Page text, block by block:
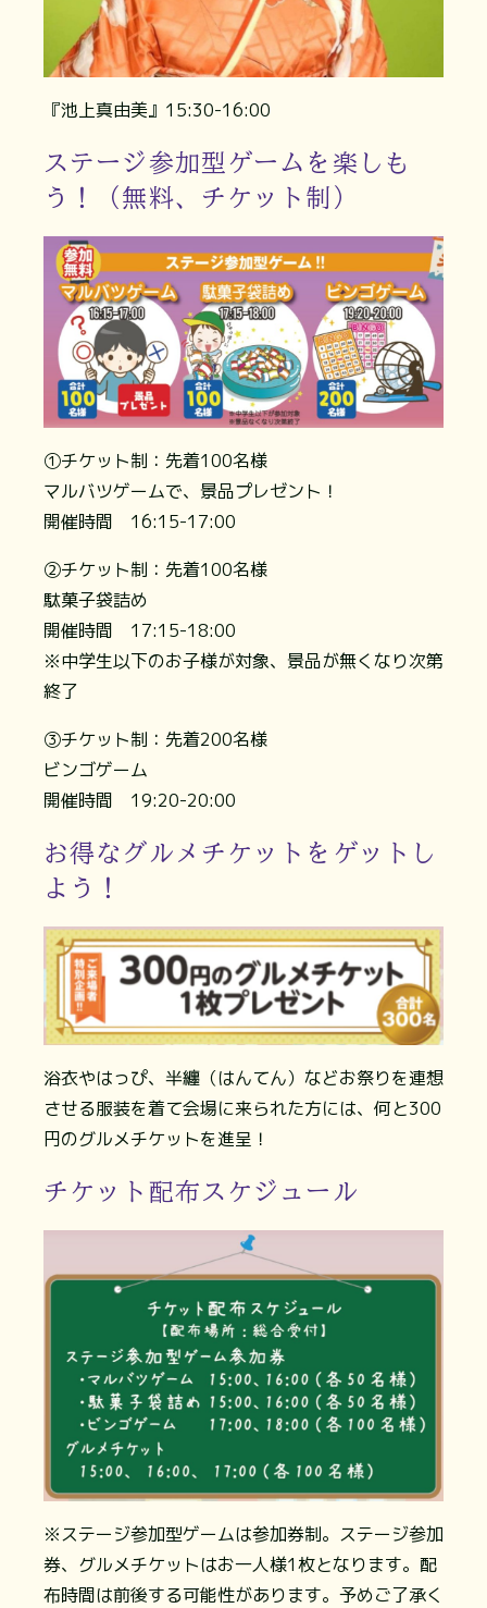
『池上真由美』15:30-16:00
ステージ参加型ゲームを楽しも
う！（無料、チケット制）
①チケット制：先着100名様
マルバツゲームで、景品プレゼント！
開催時間 16:15-17:00
②チケット制：先着100名様
駄菓子袋詰め
開催時間 17:15-18:00
※中学生以下のお子様が対象、景品が無くなり次第
終了
③チケット制：先着200名様
ビンゴゲーム
開催時間 19:20-20:00
お得なグルメチケットをゲットし
よう！
浴衣やはっぴ、半纏（はんてん）などお祭りを連想
させる服装を着て会場に来られた方には、何と300
円のグルメチケットを進呈！
チケット配布スケジュール
※ステージ参加型ゲームは参加券制。ステージ参加
券、グルメチケットはお一人様1枚となります。配
布時間は前後する可能性があります。予めご了承く